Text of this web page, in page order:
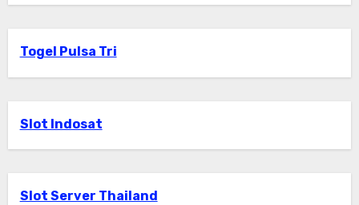
Togel Pulsa Tri
Slot Indosat
Slot Server Thailand